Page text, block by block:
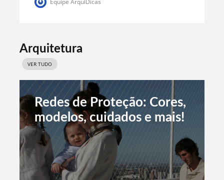
Equipe ArquiDicas
Arquitetura
VER TUDO
Redes de Proteção: Cores,
modelos, cuidados e mais!